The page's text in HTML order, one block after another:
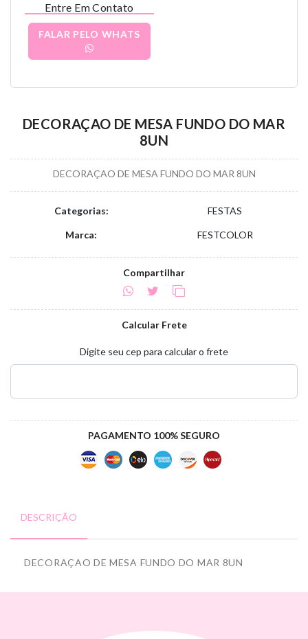
Entre Em Contato
FALAR PELO WHATS
DECORAÇAO DE MESA FUNDO DO MAR
8UN
DECORAÇAO DE MESA FUNDO DO MAR 8UN
Categorias: FESTAS
Marca: FESTCOLOR
Compartilhar
Calcular Frete
Digite seu cep para calcular o frete
PAGAMENTO 100% SEGURO
DESCRIÇÃO
DECORAÇAO DE MESA FUNDO DO MAR 8UN